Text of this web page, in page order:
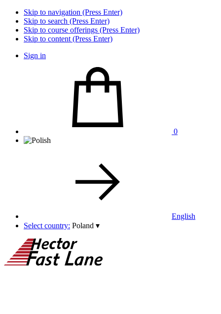
Skip to navigation (Press Enter)
Skip to search (Press Enter)
Skip to course offerings (Press Enter)
Skip to content (Press Enter)
Sign in
0
English
Select country: Poland ▾